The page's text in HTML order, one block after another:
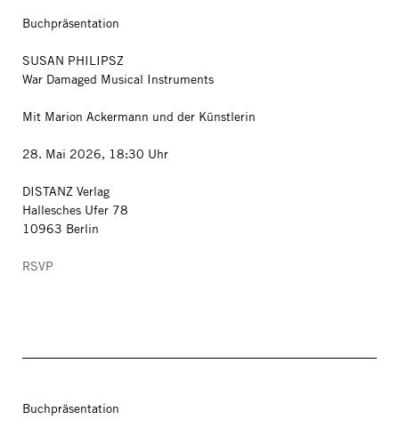
Buchpräsentation
SUSAN PHILIPSZ
War Damaged Musical Instruments
Mit Marion Ackermann und der Künstlerin
28. Mai 2026, 18:30 Uhr
DISTANZ Verlag
Hallesches Ufer 78
10963 Berlin
RSVP
Buchpräsentation